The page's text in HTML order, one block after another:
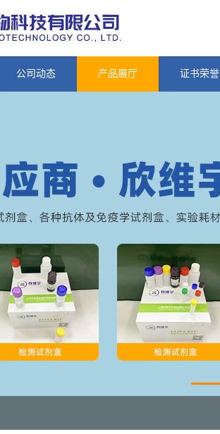
公司动态 产品展厅 证书荣誉